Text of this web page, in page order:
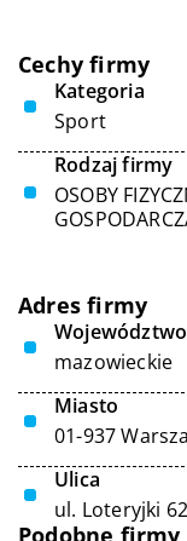
Cechy firmy
Kategoria
Sport
Rodzaj firmy
OSOBY
Adres firmy
Województwo
mazowieckie
Miasto
01-937
Ulica
ul. Loteryjki 62
Podobne firmy